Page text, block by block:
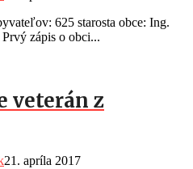
625 starosta obce: Ing.
zápis o obci...
veterán z
21. apríla 2017